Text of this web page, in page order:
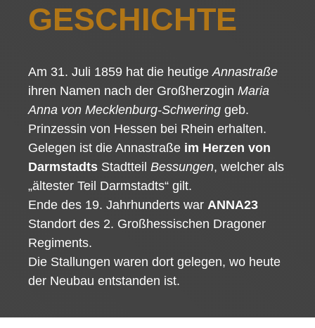
GESCHICHTE
Am 31. Juli 1859 hat die heutigeAnnastraße
ihren Namen nach der GroßherzoginMaria
Anna von Mecklenburg-Schwering geb.
Prinzessin von Hessen bei Rhein erhalten.
Gelegen ist die Annastraße im Herzen von
Darmstadts StadtteilBessungen, welcher als
„ältester Teil Darmstadts“ gilt.
Ende des 19. Jahrhunderts warANNA23
Standort des 2. Großhessischen Dragoner
Regiments.
Die Stallungen waren dort gelegen, wo heute
der Neubau entstanden ist.